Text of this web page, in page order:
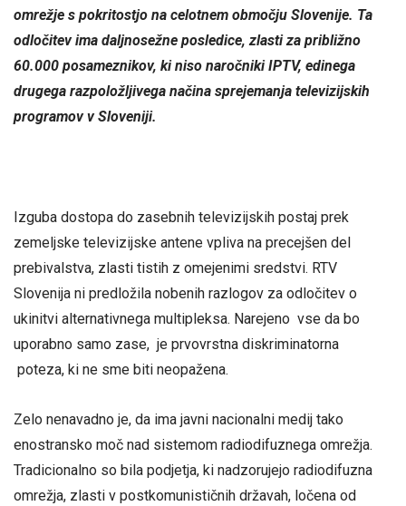
omrežje s pokritostjo na celotnem območju Slovenije. Ta
odločitev ima daljnosežne posledice, zlasti za približno
60.000 posameznikov, ki niso naročniki IPTV, edinega
drugega razpoložljivega načina sprejemanja televizijskih
programov v Sloveniji.
Izguba dostopa do zasebnih televizijskih postaj prek
zemeljske televizijske antene vpliva na precejšen del
prebivalstva, zlasti tistih z omejenimi sredstvi. RTV
Slovenija ni predložila nobenih razlogov za odločitev o
ukinitvi alternativnega multipleksa. Narejeno vse da bo
uporabno samo zase, je prvovrstna diskriminatorna
poteza, ki ne sme biti neopažena.
Zelo nenavadno je, da ima javni nacionalni medij tako
enostransko moč nad sistemom radiodifuznega omrežja.
Tradicionalno so bila podjetja, ki nadzorujejo radiodifuzna
omrežja, zlasti v postkomunističnih državah, ločena od